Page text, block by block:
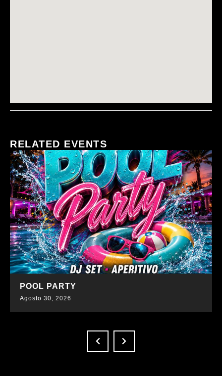
RELATED EVENTS
SCOPRI DI PIÙ
POOL PARTY
Agosto 30, 2026